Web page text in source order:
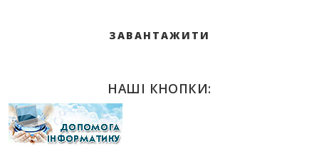
ЗАВАНТАЖИТИ
НАШІ КНОПКИ: